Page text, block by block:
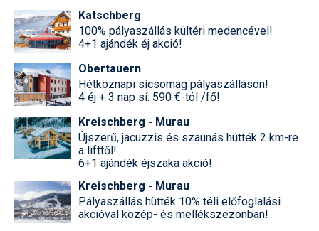
Katschberg
100% pályaszállás kültéri medencével!
4+1 ajándék éj akció!
Obertauern
Hétköznapi sícsomag pályaszálláson!
4 éj + 3 nap sí: 590 €-tól /fő!
Kreischberg - Murau
Újszerű, jacuzzis és szaunás hütték 2 km-re
a lifttől!
6+1 ajándék éjszaka akció!
Kreischberg - Murau
Pályaszállás hütték 10% téli előfoglalási
akcióval közép- és mellékszezonban!